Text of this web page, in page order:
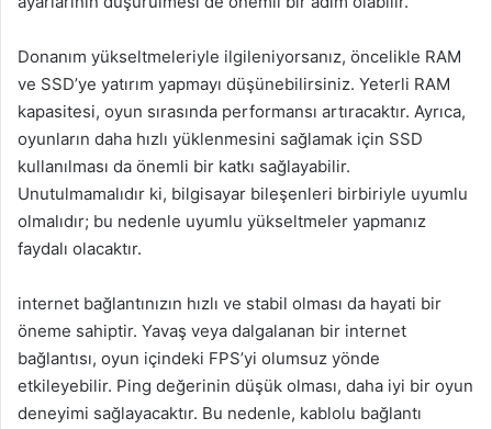
Donanım yükseltmeleriyle ilgileniyorsanız, öncelikle RAM
ve SSD’ye yatırım yapmayı düşünebilirsiniz. Yeterli RAM
kapasitesi, oyun sırasında performansı artıracaktır. Ayrıca,
oyunların daha hızlı yüklenmesini sağlamak için SSD
kullanılması da önemli bir katkı sağlayabilir.
Unutulmamalıdır ki, bilgisayar bileşenleri birbiriyle uyumlu
olmalıdır; bu nedenle uyumlu yükseltmeler yapmanız
faydalı olacaktır.
internet bağlantınızın hızlı ve stabil olması da hayati bir
öneme sahiptir. Yavaş veya dalgalanan bir internet
bağlantısı, oyun içindeki FPS’yi olumsuz yönde
etkileyebilir. Ping değerinin düşük olması, daha iyi bir oyun
deneyimi sağlayacaktır. Bu nedenle, kablolu bağlantı